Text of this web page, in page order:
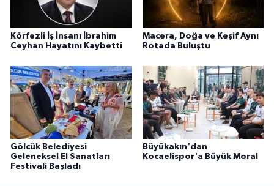
Körfezli İş İnsanı İbrahim
Ceyhan Hayatını Kaybetti
Macera, Doğa ve Keşif Aynı
Rotada Buluştu
Gölcük Belediyesi
Geleneksel El Sanatları
Festivali Başladı
Büyükakın'dan
Kocaelispor'a Büyük Moral